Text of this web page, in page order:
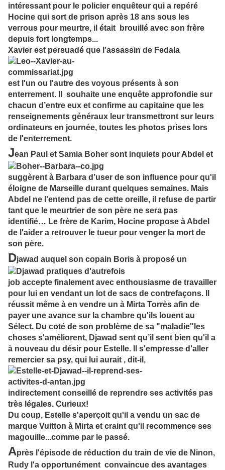
intéressant pour le policier enquêteur qui a repéré
Hocine qui sort de prison après 18 ans sous les
verrous pour meurtre, il était brouillé avec son frère
depuis fort longtemps...
Xavier est persuadé que l’assassin de Fedala
est l'un ou l'autre des voyous présents à son
enterrement. Il souhaite une enquête approfondie sur
chacun d’entre eux et confirme au capitaine que les
renseignements généraux leur transmettront sur leurs
ordinateurs en journée, toutes les photos prises lors
de l'enterrement.
Jean Paul et Samia Boher sont inquiets pour Abdel et
suggèrent à Barbara d’user de son influence pour qu'il
éloigne de Marseille durant quelques semaines. Mais
Abdel ne l'entend pas de cette oreille, il refuse de partir
tant que le meurtrier de son père ne sera pas
identifié… Le frère de Karim, Hocine propose à Abdel
de l'aider a retrouver le tueur pour venger la mort de
son père.
Djawad auquel son copain Boris à proposé un
job accepte finalement avec enthousiasme de travailler
pour lui en vendant un lot de sacs de contrefaçons. Il
réussit même à en vendre un à Mirta Torrès afin de
payer une avance sur la chambre qu'ils louent au
Sélect. Du coté de son problème de sa "maladie"les
choses s'améliorent, Djawad sent qu’il sent bien qu'il a
à nouveau du désir pour Estelle. Il s'empresse d'aller
remercier sa psy, qui lui aurait , dit-il,
indirectement conseillé de reprendre ses activités pas
très légales. Curieux!
Du coup, Estelle s'aperçoit qu'il a vendu un sac de
marque Vuitton à Mirta et craint qu'il recommence ses
magouille...comme par le passé.
Après l'épisode de réduction du train de vie de Ninon,
Rudy l'a opportunément convaincue des avantages